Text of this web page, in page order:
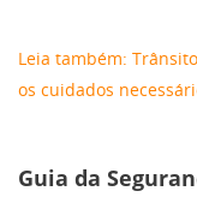
Leia também:
os cuidados
Guia da